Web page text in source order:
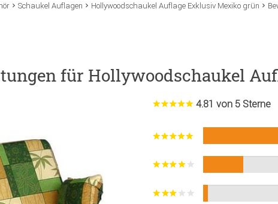
Schaukel Auflagen Hollywoodschaukel Auflage Exklusiv Mexiko grün
für Hollywoodschaukel
4.81 von 5 Sterne